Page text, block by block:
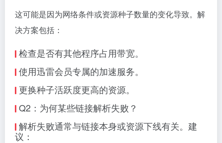
这可能是因为网络条件或资源种子数量的变化导致。解
决方案包括：
检查是否有其他程序占用带宽。
使用迅雷会员专属的加速服务。
更换种子活跃度更高的资源。
Q2：为何某些链接解析失败？
解析失败通常与链接本身或资源下线有关。建
议：